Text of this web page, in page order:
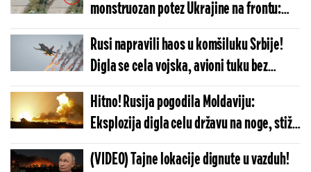
monstruozan potez Ukrajine na frontu:
Svet ovo mora da vidi, zapadni mediji ćute
i kriju
Rusi napravili haos u komšiluku Srbije!
Digla se cela vojska, avioni tuku bez
milosti - hitno se oglasila vojska
Hitno! Rusija pogodila Moldaviju:
Eksplozija digla celu državu na noge, stižu
prvi snimci sa mesta udara
(VIDEO) Tajne lokacije dignute u vazduh!